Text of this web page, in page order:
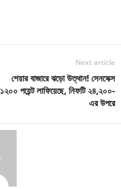
Next article
শেয়ার বাজারে ঝড়ো উত্থান! সেনসেক্স
১২০০ পয়েন্ট লাফিয়েছে, নিফটি ২৪,২০০-
এর উপরে